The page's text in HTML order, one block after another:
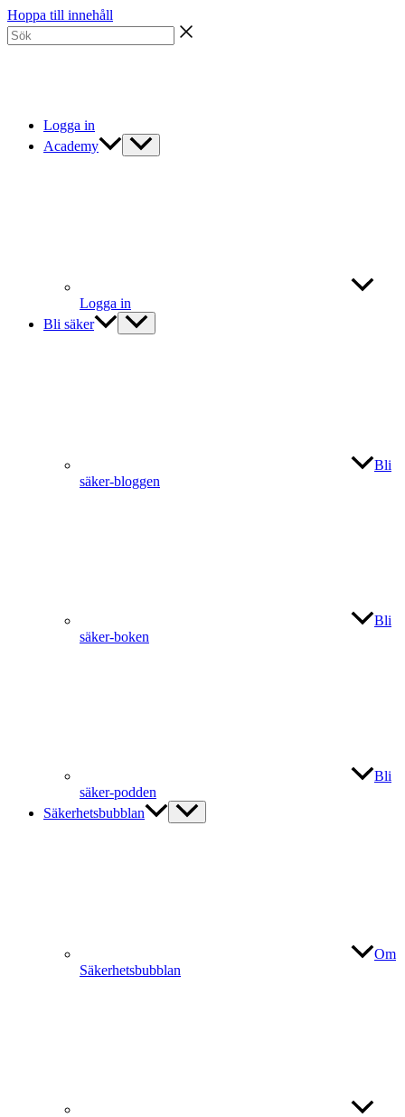
Hoppa till innehåll
Logga in
Academy
Logga in
Bli säker
Bli
säker-bloggen
Bli
säker-boken
Bli
säker-podden
Säkerhetsbubblan
Om
Säkerhetsbubblan